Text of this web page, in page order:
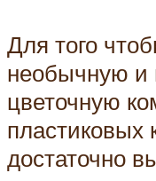
Для того
необычную и
цветочную
пластиковых
достаточно